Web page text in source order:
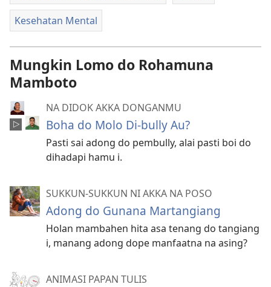
Kesehatan Mental
Mungkin Lomo do Rohamuna
Mamboto
NA DIDOK AKKA DONGANMU
Boha do Molo Di-bully Au?
Pasti sai adong do pembully, alai pasti boi do
dihadapi hamu i.
SUKKUN-SUKKUN NI AKKA NA POSO
Adong do Gunana Martangiang
Holan mambahen hita asa tenang do tangiang
i, manang adong dope manfaatna na asing?
ANIMASI PAPAN TULIS